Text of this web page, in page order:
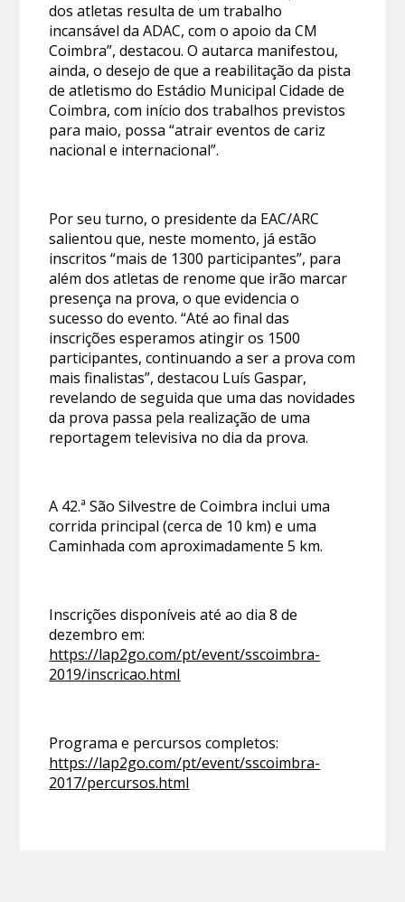
dos atletas resulta de um trabalho
incansável da ADAC, com o apoio da CM
Coimbra”, destacou. O autarca manifestou,
ainda, o desejo de que a reabilitação da pista
de atletismo do Estádio Municipal Cidade de
Coimbra, com início dos trabalhos previstos
para maio, possa “atrair eventos de cariz
nacional e internacional”.
Por seu turno, o presidente da EAC/ARC
salientou que, neste momento, já estão
inscritos “mais de 1300 participantes”, para
além dos atletas de renome que irão marcar
presença na prova, o que evidencia o
sucesso do evento. “Até ao final das
inscrições esperamos atingir os 1500
participantes, continuando a ser a prova com
mais finalistas”, destacou Luís Gaspar,
revelando de seguida que uma das novidades
da prova passa pela realização de uma
reportagem televisiva no dia da prova.
A 42.ª São Silvestre de Coimbra inclui uma
corrida principal (cerca de 10 km) e uma
Caminhada com aproximadamente 5 km.
Inscrições disponíveis até ao dia 8 de
dezembro em:
https://lap2go.com/pt/event/sscoimbra-
2019/inscricao.html
Programa e percursos completos:
https://lap2go.com/pt/event/sscoimbra-
2017/percursos.html